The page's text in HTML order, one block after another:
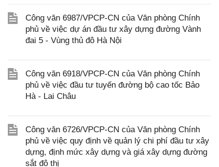
Công văn 6987/VPCP-CN của Văn phòng Chính
phủ về việc dự án đầu tư xây dựng đường Vành
đai 5 - Vùng thủ đô Hà Nội
Công văn 6918/VPCP-CN của Văn phòng Chính
phủ về việc đầu tư tuyến đường bộ cao tốc Bảo
Hà - Lai Châu
Công văn 6726/VPCP-CN của Văn phòng Chính
phủ về việc quy định về quản lý chi phí đầu tư xây
dựng, định mức xây dựng và giá xây dựng đường
sắt đô thị